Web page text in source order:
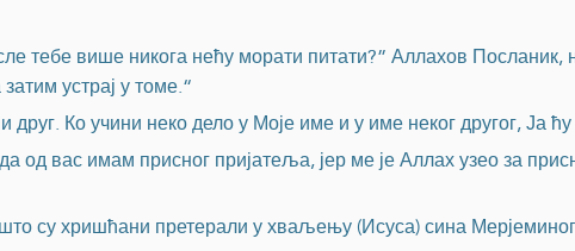
тебе више никога нећу морати питати?” Аллахов Посланик,
устрај у томе.“
Ко учини неко дело у Моје име и у име неког другог, Ја
од вас имам присног пријатеља, јер ме је Аллах узео за
су хришћани претерали у хваљењу (Исуса) сина